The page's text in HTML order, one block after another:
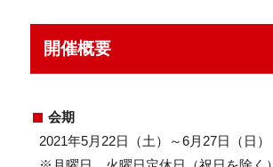
開催概要
会期
2021年5月22日（土）～6月27日（日）